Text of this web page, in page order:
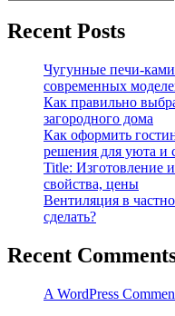
Recent Posts
Чугунные печи-
современных
Как правильно
загородного дома
Как оформить
решения для уюта и
Title: Изготовление
свойства, цены
Вентиляция в
сделать?
Recent
A WordPress